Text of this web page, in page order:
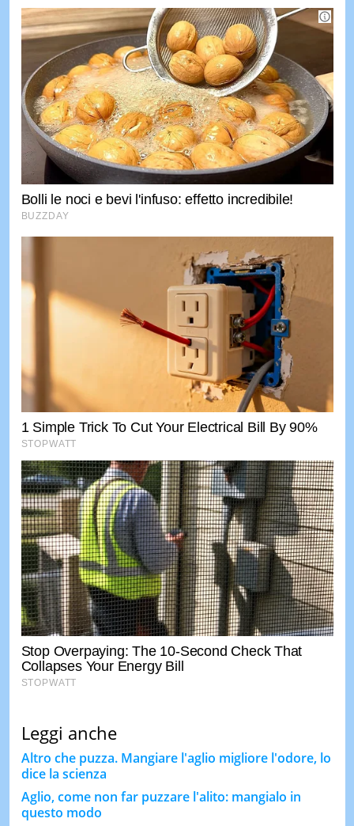
Leggi anche
Altro che puzza. Mangiare l'aglio migliore l'odore, lo
dice la scienza
Aglio, come non far puzzare l'alito: mangialo in
questo modo